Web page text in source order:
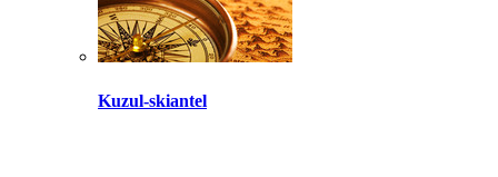
Kuzul-skiantel